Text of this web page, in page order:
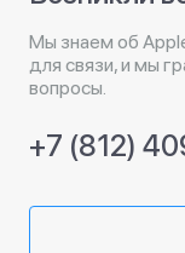
Мы знаем об
для связи, и мы
вопросы.
+7 (812)